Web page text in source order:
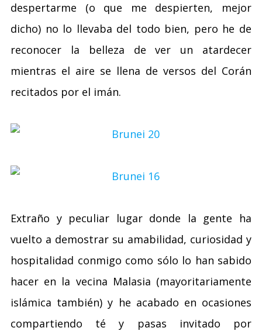
despertarme (o que me despierten, mejor
dicho) no lo llevaba del todo bien, pero he de
reconocer la belleza de ver un atardecer
mientras el aire se llena de versos del Corán
recitados por el imán.
Extraño y peculiar lugar donde la gente ha
vuelto a demostrar su amabilidad, curiosidad y
hospitalidad conmigo como sólo lo han sabido
hacer en la vecina Malasia (mayoritariamente
islámica también) y he acabado en ocasiones
compartiendo té y pasas invitado por